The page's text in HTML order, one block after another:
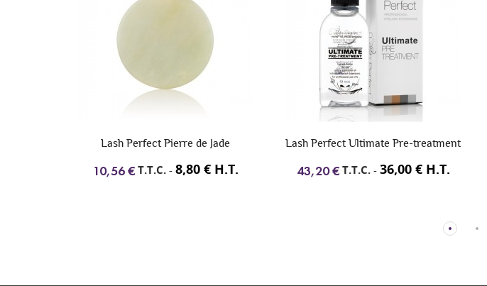
Lash Perfect Pierre de Jade
10,56 € T.T.C.- 8,80 € H.T.
Lash Perfect Ultimate Pre-treatment
43,20 € T.T.C.- 36,00 € H.T.